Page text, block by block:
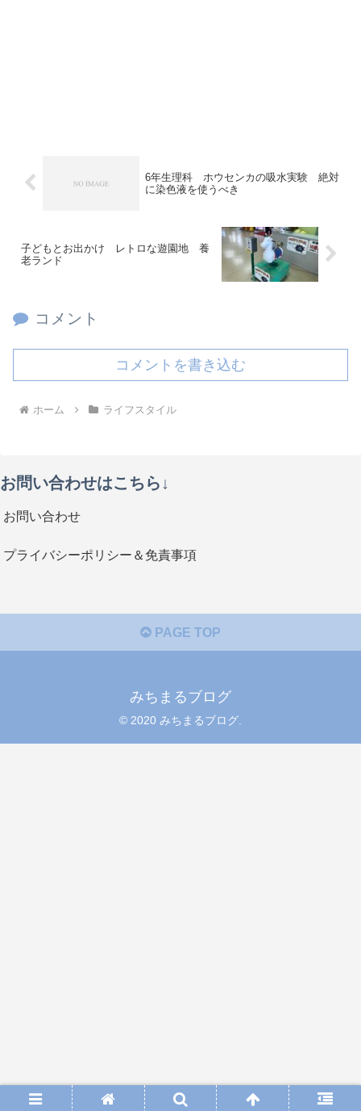
6年生理科 ホウセンカの吸水実験 絶対
に染色液を使うべき
子どもとお出かけ レトロな遊園地 養
老ランド
コメント
コメントを書き込む
ホーム ライフスタイル
お問い合わせはこちら↓
お問い合わせ
プライバシーポリシー＆免責事項
PAGE TOP
みちまるブログ
© 2020 みちまるブログ.